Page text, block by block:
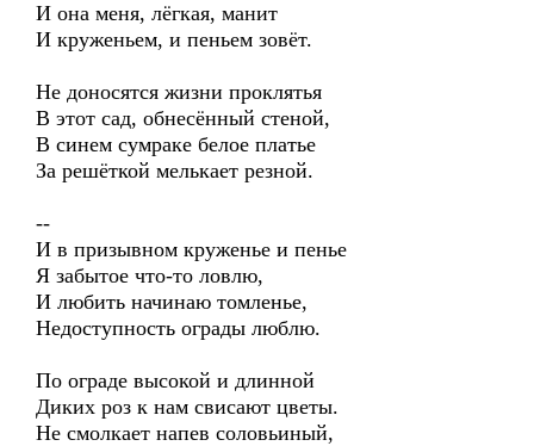
И она меня, лёгкая, манит
И круженьем, и пеньем зовёт.
Не доносятся жизни проклятья
В этот сад, обнесённый стеной,
В синем сумраке белое платье
За решёткой мелькает резной.
--
И в призывном круженье и пенье
Я забытое что-то ловлю,
И любить начинаю томленье,
Недоступность ограды люблю.
По ограде высокой и длинной
Диких роз к нам свисают цветы.
Не смолкает напев соловьиный,